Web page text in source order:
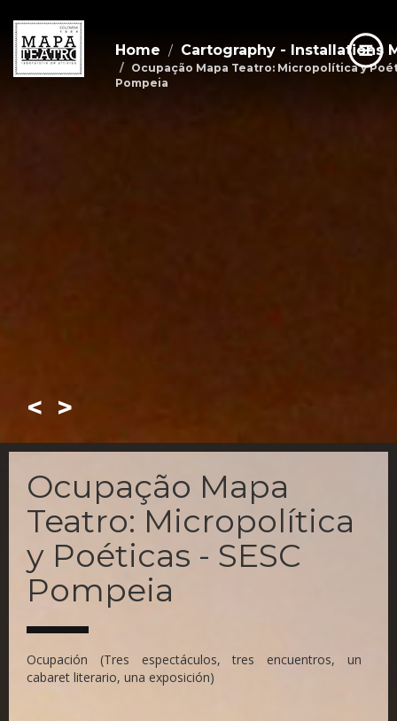
Skip
main
Home Cartography - Installations
Ocupação Mapa Teatro: Micropolítica y
Pompeia
< >
Ocupação Mapa
Teatro: Micropolítica
y Poéticas - SESC
Pompeia
Ocupación (Tres espectáculos, tres encuentros, un
cabaret literario, una exposición)